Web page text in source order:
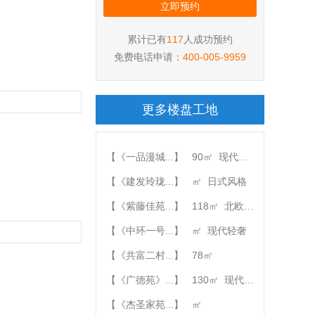
累计已有117 人成功预约
免费电话申请： 400-005-9959
更多楼盘工地
【《一品漫城...】 90㎡ 现代轻奢
【《建发玲珑...】 ㎡ 日式风格
【《紫藤佳苑...】 118 ㎡ 北欧风格
【《中环一号...】 ㎡ 现代轻奢
【《共富二村...】 78 ㎡
【《广德苑》...】 130㎡ 现代简约
【《杰圣家苑...】 ㎡